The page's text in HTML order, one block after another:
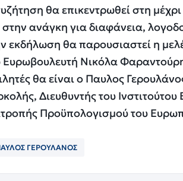
θα επικεντρωθεί στη
στην ανάγκη για διαφάνεια,
εκδήλωση θα παρουσιαστεί η
Ευρωβουλευτή Νικόλα
θα είναι ο Παυλος
Διευθυντής του
Προϋπολογισμού του
ΓΕΡΟΥΛΑΝΟΣ